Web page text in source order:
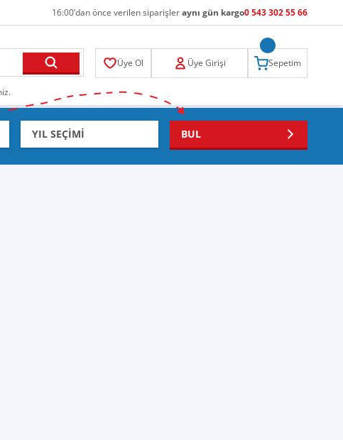
16:00’dan önce verilen siparişleraynı gün kargo0 543 302 55 66
Üye Ol Üye Girişi Sepetim
BUL